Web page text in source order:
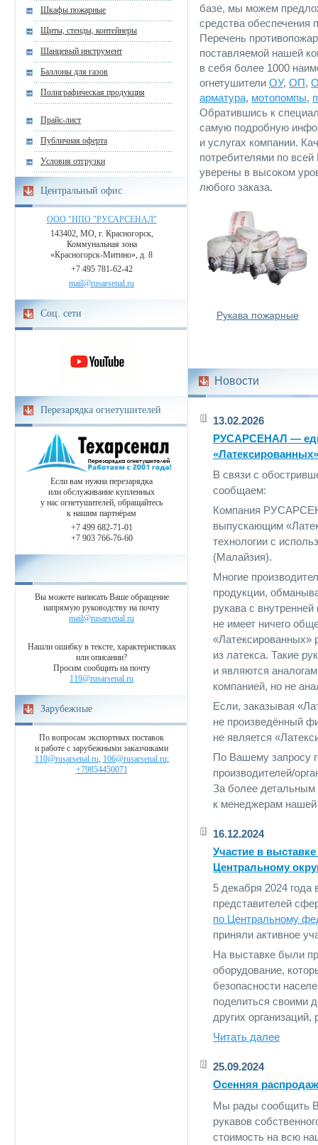
Шкафы пожарные
Щиты, стенды, контейнеры
Шанцевый инструмент
Баллоны для газов
Полиграфическая продукция
Прайс-лист
Публичная оферта
Условия отгрузки
Центральный офис
ООО "НПО "РУСАРСЕНАЛ"
143402, МО, г. Красногорск,
Коммунальная зона
«Красногорск-Митино», д. 8
+7 495 781-62-42
mail@rusarsenal.ru
Соц. сети
Перезарядка огнетушителей
Если вам нужна перезарядка
или обслуживание купленных
у нас огнетушителей, обращайтесь
к нашим партнёрам
+7 499 682-71-01
+7 903 766-76-60
Вы можете написать Ваше обращение
напрямую руководству на почту
mail@rusarsenal.ru
Нашли ошибку в тексте, характеристиках
или описании?
Просим сообщить на почту
119@rusarsenal.ru
Зарубежные
По вопросам экспортных поставок
и работе с зарубежными заказчиками
110@rusarsenal.ru, 106@rusarsenal.ru;
+79854450071
базе, мы можем
средства обеспечения
Перечень
поставляемой нашей
в себя более 1000
огнетушители ОУ, ОП,
арматура, мотопомпы,
Обратившись к
самую подробную
и услугах компании.
потребителями по
уверены в высоком
любого заказа.
Рукава пожарные
Новости
13.02.2026
РУСАРСЕНАЛ —
В связи с
сообщаем:
Компания
выпускающим
технологии с
(Малайзия).
Многие
продукции,
рукава с
не имеет ничего
«Латексированных»
из латекса. Такие
и являются
компанией, но не
Если, заказывая
не произведённый
не является
По Вашему запросу
производителей/
За более детальным
к менеджерам нашей
16.12.2024
Участие в
Центральному
5 декабря 2024
представителей
по Центральному
приняли активное
На выставке были
оборудование,
безопасности
поделиться своими
других
Читать далее
25.09.2024
Осенняя
Мы рады сообщить
рукавов
стоимость на всю